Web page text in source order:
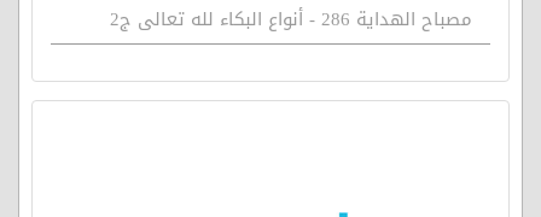
مصباح الهداية 286 - أنواع البكاء لله تعالى ج2